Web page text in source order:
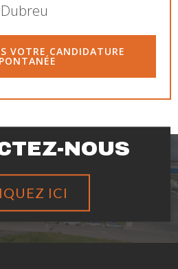
Dubreu
VOTRE CANDIDATURE
NOUS
ICI